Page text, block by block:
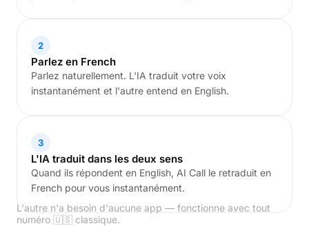
2
Parlez en French
Parlez naturellement. L'IA traduit votre voix
instantanément et l'autre entend en English.
3
L'IA traduit dans les deux sens
Quand ils répondent en English, AI Call le retraduit en
French pour vous instantanément.
L'autre n'a besoin d'aucune app — fonctionne avec tout
numéro 🇺🇸 classique.